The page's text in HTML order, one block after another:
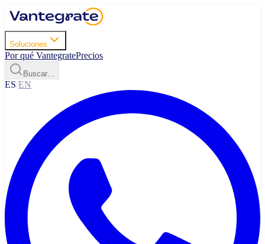
Soluciones
Por qué VantegratePrecios
Buscar…
ES/EN